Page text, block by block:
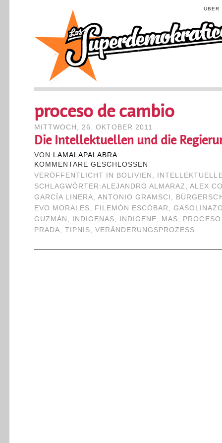
ÜBER
proceso de cambio
MITTWOCH, 26. OKTOBER 2011
Die Intellektuellen und die
VON
LAMALAPALABRA
KOMMENTARE GESCHLOSSEN
VERÖFFENTLICHT IN
BOLIVIEN ,
SCHLAGWÖRTER:ALEJANDRO ALMARAZ ,ALEX
GARCÍA LINERA, ANTONIO GRAMSCI ,
EVO MORALES, FILEMÓN ESCÓBAR ,
GUZMÁN , INDIGENAS, INDIGENE, MAS,
PRADA, TIPNIS, VERÄNDERUNGSPROZESS